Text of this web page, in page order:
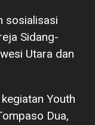
sosialisasi
Sidang-
Utara dan
Youth
Dua,